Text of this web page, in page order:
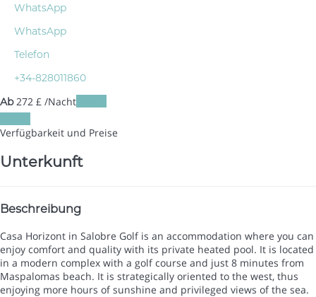
WhatsApp
WhatsApp
Telefon
+34-828011860
Ab272 £ /Nacht
Verfügbarkeit und Preise
Unterkunft
Beschreibung
Casa Horizont in Salobre Golf is an accommodation where you can
enjoy comfort and quality with its private heated pool. It is located
in a modern complex with a golf course and just 8 minutes from
Maspalomas beach. It is strategically oriented to the west, thus
enjoying more hours of sunshine and privileged views of the sea.